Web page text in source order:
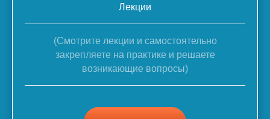
Лекции
(Смотрите лекции и самостоятельно
закрепляете на практике и решаете
возникающие вопросы)